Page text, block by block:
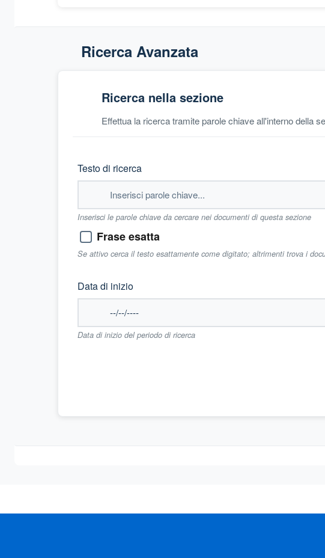
Ricerca Avanzata
Ricerca nella sezione
Effettua la ricerca tramite parole chiave all'interno della
Testo di ricerca
Inserisci le parole chiave da cercare nei documenti di questa sezione
Frase esatta
Se attivo cerca il testo esattamente come digitato; altrimenti trova i
Data di inizio
Data di inizio del periodo di ricerca